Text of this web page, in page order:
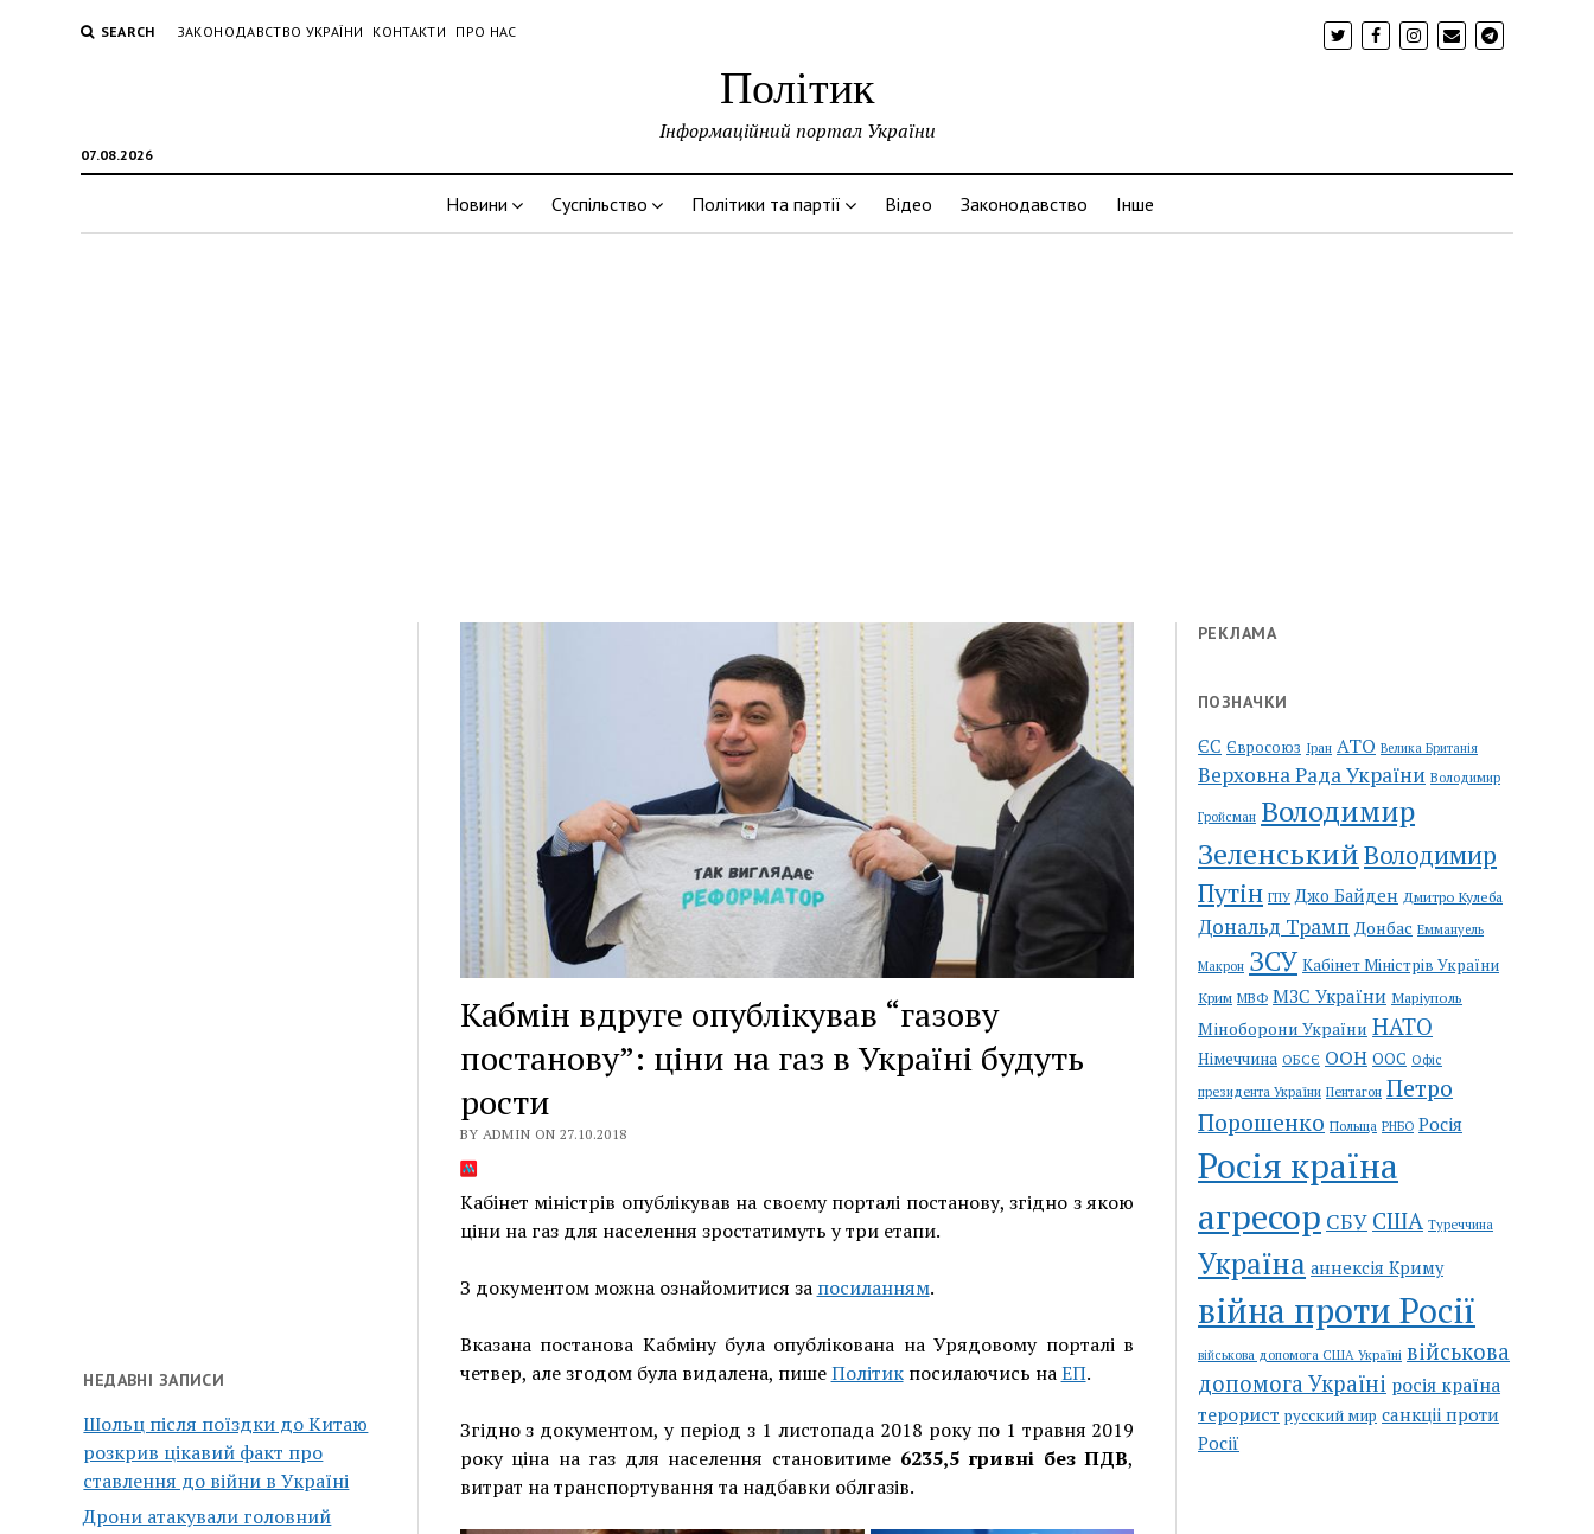
SEARCH ЗАКОНОДАВСТВО УКРАЇНИ КОНТАКТИ ПРО НАС
Політик
07.08.2026
Інформаційний портал України
Новини Суспільство Політики та партії Відео Законодавство Інше
НЕДАВНІ ЗАПИСИ
Шольц після поїздки до Китаю
розкрив цікавий факт про
ставлення до війни в Україні
Дрони атакували головний
Кабмін вдруге опублікував “газову
постанову”: ціни на газ в Україні будуть
рости
BY ADMIN ON 27.10.2018
Кабінет міністрів опублікував на своєму порталі постанову, згідно з якою
ціни на газ для населення зростатимуть у три етапи.
З документом можна ознайомитися за посиланням.
Вказана постанова Кабміну була опублікована на Урядовому порталі в
четвер, але згодом була видалена, пишеПолітикпосилаючись наЕП.
Згідно з документом, у період з 1 листопада 2018 року по 1 травня 2019
року ціна на газ для населення становитиме 6235,5 гривні без ПДВ,
витрат на транспортування та надбавки облгазів.
РЕКЛАМА
ПОЗНАЧКИ
ЄС Євросоюз Іран АТО Велика Британія
Верховна Рада України Володимир
Гройсман Володимир
ЗеленськийВолодимир
Путін ГПУ Джо Байден Дмитро Кулеба
Дональд Трамп Донбас Еммануель
Макрон ЗСУ Кабінет Міністрів України
Крим МВФ МЗС України Маріуполь
Міноборони України НАТО
Німеччина ОБСЄ ООН ООС Офіс
президента України Пентагон Петро
Порошенко Польща РНБО Росія
Росія країна
агресор СБУ США Туреччина
Україна аннексія Криму
війна проти Росії
військова допомога США Україні військова
допомога Україні росія країна
терорист русский мир санкціі проти
Росії